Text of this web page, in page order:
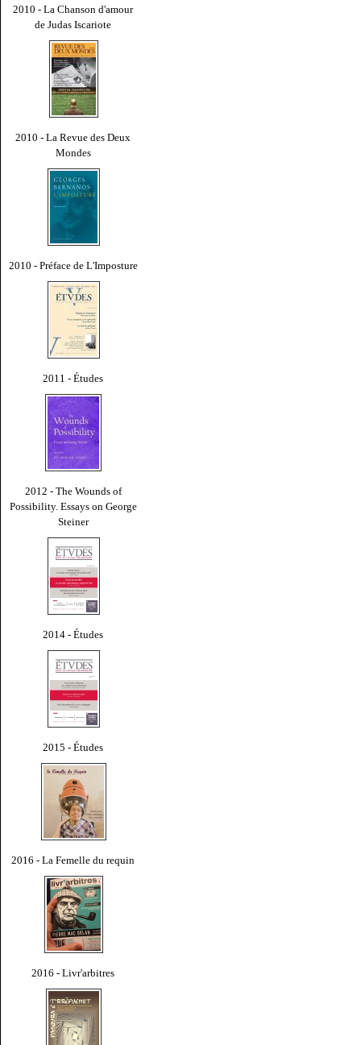
2010 - La Chanson d'amour
de Judas Iscariote
2010 - La Revue des Deux
Mondes
2010 - Préface de L'Imposture
2011 - Études
2012 - The Wounds of
Possibility. Essays on George
Steiner
2014 - Études
2015 - Études
2016 - La Femelle du requin
2016 - Livr'arbitres